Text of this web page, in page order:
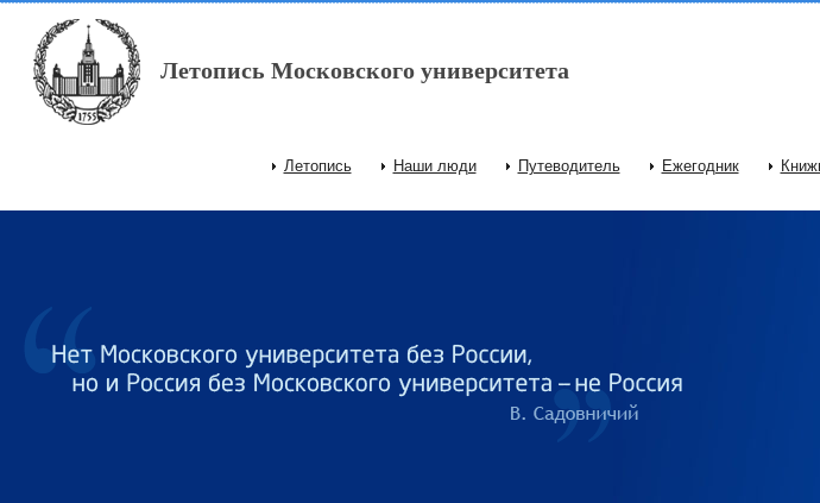
Перейти к основному содержанию
Летопись Московского университета
Главное меню
Летопись Наши люди Путеводитель Ежегодник